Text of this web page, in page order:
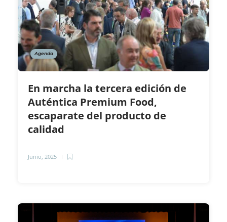
Agenda
En marcha la tercera edición de
Auténtica Premium Food,
escaparate del producto de
calidad
Junio, 2025